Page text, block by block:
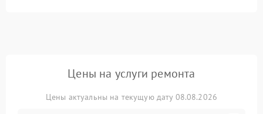
Цены на услуги ремонта
Цены актуальны на текущую дату 08.08.2026